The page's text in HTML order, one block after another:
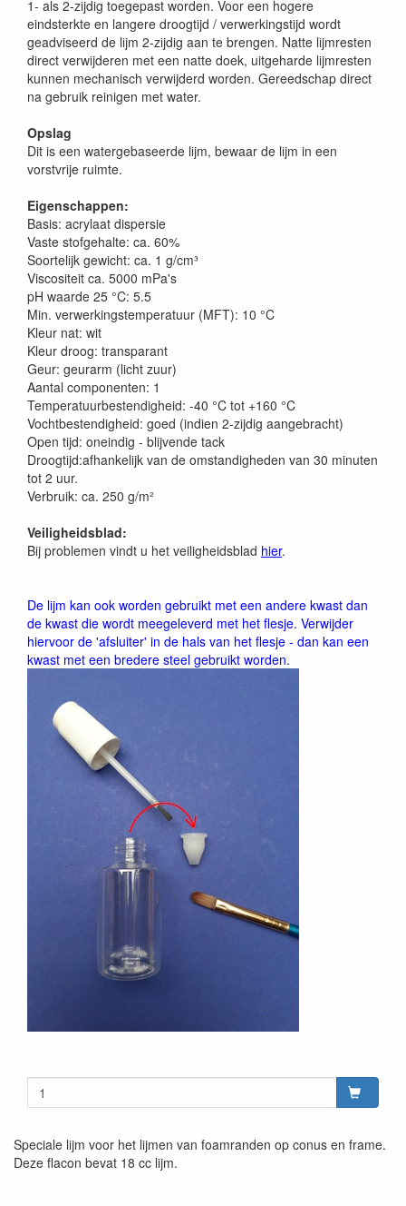
1- als 2-zijdig toegepast worden. Voor een hogere
eindsterkte en langere droogtijd / verwerkingstijd wordt
geadviseerd de lijm 2-zijdig aan te brengen. Natte lijmresten
direct verwijderen met een natte doek, uitgeharde lijmresten
kunnen mechanisch verwijderd worden. Gereedschap direct
na gebruik reinigen met water.
Opslag
Dit is een watergebaseerde lijm, bewaar de lijm in een
vorstvrije ruimte.
Eigenschappen:
Basis: acrylaat dispersie
Vaste stofgehalte: ca. 60%
Soortelijk gewicht: ca. 1 g/cm³
Viscositeit ca. 5000 mPa's
pH waarde 25 °C: 5.5
Min. verwerkingstemperatuur (MFT): 10 °C
Kleur nat: wit
Kleur droog: transparant
Geur: geurarm (licht zuur)
Aantal componenten: 1
Temperatuurbestendigheid: -40 °C tot +160 °C
Vochtbestendigheid: goed (indien 2-zijdig aangebracht)
Open tijd: oneindig - blijvende tack
Droogtijd:afhankelijk van de omstandigheden van 30 minuten
tot 2 uur.
Verbruik: ca. 250 g/m²
Veiligheidsblad:
Bij problemen vindt u het veiligheidsblad hier.
De lijm kan ook worden gebruikt met een andere kwast dan
de kwast die wordt meegeleverd met het flesje. Verwijder
hiervoor de 'afsluiter' in de hals van het flesje - dan kan een
kwast met een bredere steel gebruikt worden.
Speciale lijm voor het lijmen van foamranden op conus en frame.
Deze flacon bevat 18 cc lijm.